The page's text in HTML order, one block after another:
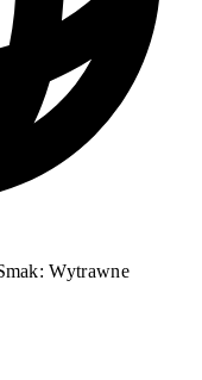
Wytrawne